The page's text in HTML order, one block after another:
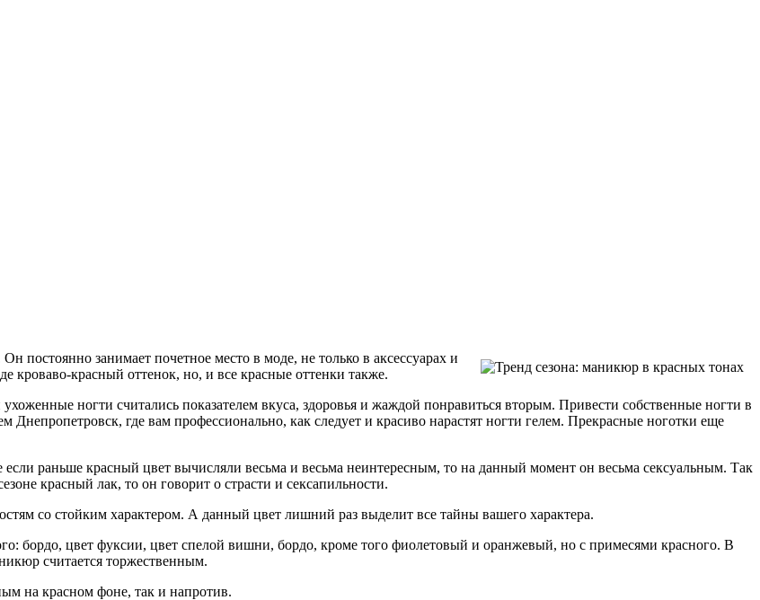
постоянно занимает почетное место в моде, не только в аксессуарах и
кроваво-красный оттенок, но, и все красные оттенки также.
ногти считались показателем вкуса, здоровья и жаждой понравиться вторым. Привести собственные ногти в
где вам профессионально, как следует и красиво нарастят ногти гелем. Прекрасные ноготки еще
раньше красный цвет вычисляли весьма и весьма неинтересным, то на данный момент он весьма сексуальным. Так
красный лак, то он говорит о страсти и сексапильности.
со стойким характером. А данный цвет лишний раз выделит все тайны вашего характера.
бордо, цвет фуксии, цвет спелой вишни, бордо, кроме того фиолетовый и оранжевый, но с примесями красного. В
считается торжественным.
на красном фоне, так и напротив.